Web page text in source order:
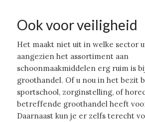
Ook voor veiligheid
Het maakt niet uit in welke sector
aangezien het assortiment aan
schoonmaakmiddelen erg ruim is
groothandel. Of u nou in het bezit
sportschool, zorginstelling, of
betreffende groothandel heeft
Daarnaast kun je er zelfs terecht